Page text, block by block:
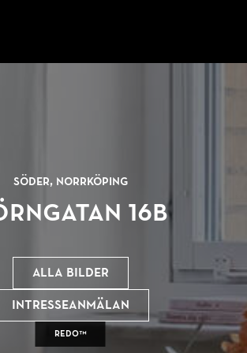
Söder, Norrköping
16B
REDO™
Alla bilder
Intresseanmälan